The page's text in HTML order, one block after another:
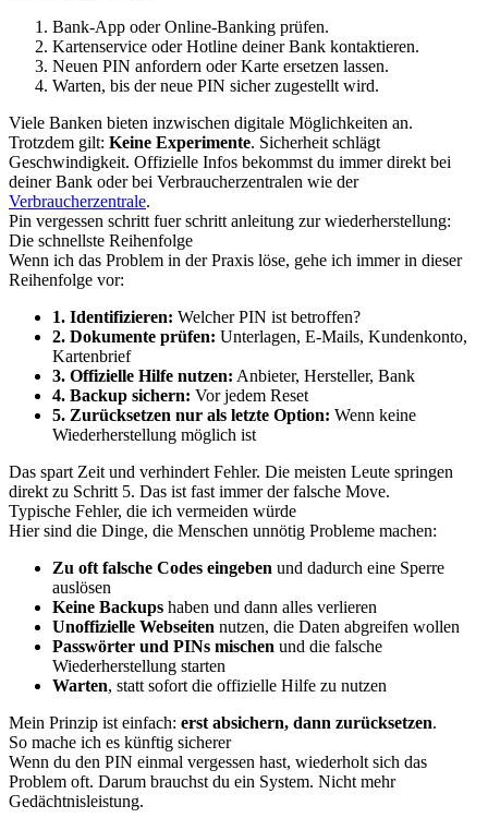
Bank-App oder Online-Banking prüfen.
Kartenservice oder Hotline deiner Bank kontaktieren.
Neuen PIN anfordern oder Karte ersetzen lassen.
Warten, bis der neue PIN sicher zugestellt wird.
Viele Banken bieten inzwischen digitale Möglichkeiten an.
Trotzdem gilt: Keine Experimente. Sicherheit schlägt
Geschwindigkeit. Offizielle Infos bekommst du immer direkt bei
deiner Bank oder bei Verbraucherzentralen wie der
Verbraucherzentrale.
Pin vergessen schritt fuer schritt anleitung zur wiederherstellung:
Die schnellste Reihenfolge
Wenn ich das Problem in der Praxis löse, gehe ich immer in dieser
Reihenfolge vor:
1. Identifizieren: Welcher PIN ist betroffen?
2. Dokumente prüfen: Unterlagen, E-Mails, Kundenkonto,
Kartenbrief
3. Offizielle Hilfe nutzen: Anbieter, Hersteller, Bank
4. Backup sichern: Vor jedem Reset
5. Zurücksetzen nur als letzte Option: Wenn keine
Wiederherstellung möglich ist
Das spart Zeit und verhindert Fehler. Die meisten Leute springen
direkt zu Schritt 5. Das ist fast immer der falsche Move.
Typische Fehler, die ich vermeiden würde
Hier sind die Dinge, die Menschen unnötig Probleme machen:
Zu oft falsche Codes eingeben und dadurch eine Sperre
auslösen
Keine Backups haben und dann alles verlieren
Unoffizielle Webseiten nutzen, die Daten abgreifen wollen
Passwörter und PINs mischen und die falsche
Wiederherstellung starten
Warten, statt sofort die offizielle Hilfe zu nutzen
Mein Prinzip ist einfach: erst absichern, dann zurücksetzen.
So mache ich es künftig sicherer
Wenn du den PIN einmal vergessen hast, wiederholt sich das
Problem oft. Darum brauchst du ein System. Nicht mehr
Gedächtnisleistung.